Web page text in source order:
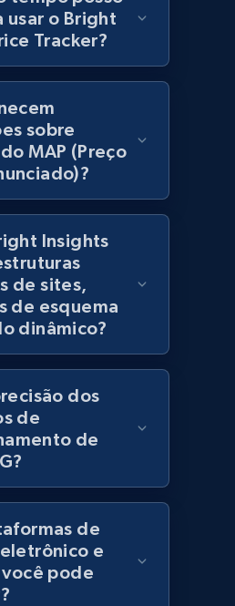
Comece agora
keywords
Images, Final price,
price, and more.
Comece agora
pn, Sku, Other pn,
pn, Product name, and
data on products using
pn, Sku, Other pn,
pn, Product name, and
usar o Bright
Tracker?
sobre
MAP (Preço
Insights
de sites,
de esquema
dinâmico?
dos
de
de
de
e
pode